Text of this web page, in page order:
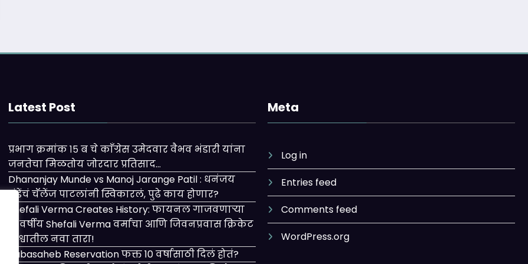
Latest Post
प्रभाग क्रमांक १५ ब चे काँग्रेस उमेदवार वैभव भंडारी यांना
जनतेचा मिळतोय जोरदार प्रतिसाद…
Dhananjay Munde vs Manoj Jarange Patil : धनंजय
मुंडेंचं चॅलेंज पाटलांनी स्विकारलं, पुढे काय होणार?
Shefali Verma Creates History: फायनल गाजवणाऱ्या
२१ वर्षीय Shefali Verma वर्माचा आणि जिवनप्रवास क्रिकेट
विश्वातील नवा तारा!
Babasaheb Reservation फक्त 10 वर्षासाठी दिलं होतं?
Meta
Log in
Entries feed
Comments feed
WordPress.org